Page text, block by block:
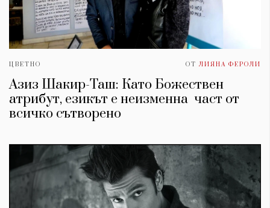
ЦВЕТНО ОТ ЛИЯНА ФЕРОЛИ
Азиз Шакир-Таш: Като Божествен
атрибут, езикът е неизменна част от
всичко сътворено